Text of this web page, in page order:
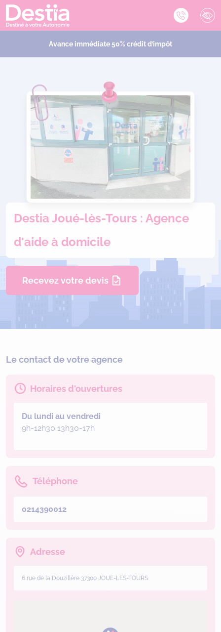
Avance immédiate 50% crédit d’impôt
Destia Joué-lès-Tours : Agence
d'aide à domicile
Recevez votre devis
Le contact de votre agence
Horaires d'ouvertures
Du lundi au vendredi
9h-12h30 13h30-17h
Téléphone
0214390012
Adresse
6 rue de la Douzillère 37300 JOUE-LES-TOURS